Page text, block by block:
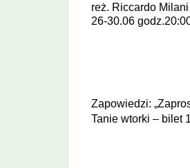
reż. Riccardo
26-30.06
Zapowiedzi:
Tanie wtorki – bilet